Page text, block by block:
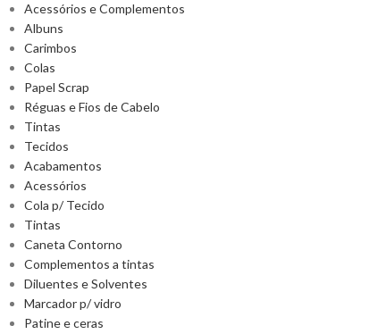
Acessórios e Complementos
Albuns
Carimbos
Colas
Papel Scrap
Réguas e Fios de Cabelo
Tintas
Tecidos
Acabamentos
Acessórios
Cola p/ Tecido
Tintas
Caneta Contorno
Complementos a tintas
Diluentes e Solventes
Marcador p/ vidro
Patine e ceras